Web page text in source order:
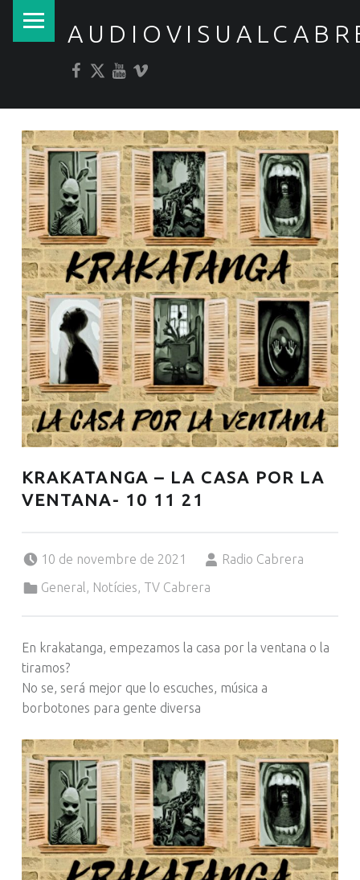
KRAKATANGA – LA CASA POR LA
VENTANA- 10 11 21
10 de novembre de 2021
Radio Cabrera
General , Notícies, TV Cabrera
En krakatanga, empezamos la casa por la ventana o la
tiramos?
No se, será mejor que lo escuches, música a
borbotones para gente diversa